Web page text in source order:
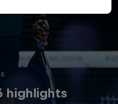
highlights